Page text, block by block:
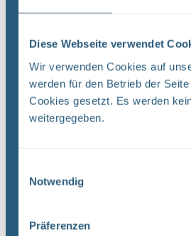
Diese Webseite verwendet
Wir verwenden Cookies auf
werden für den Betrieb der
Cookies gesetzt. Es werden
weitergegeben.
Notwendig
Präferenzen
Sortieren nach
Neugier, Skepsis,
Unterlagenbehörde und dem
Strahlenschutz (BfS) hat die